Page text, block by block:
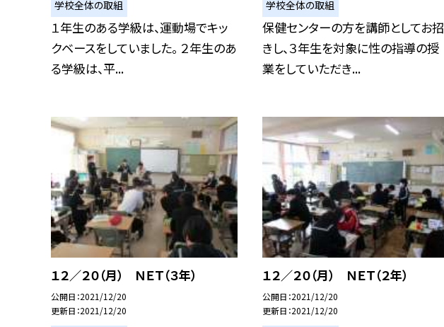
学校全体の取組
１年生のある学級は、運動場でキッ
クベースをしていました。 ２年生のあ
る学級は、平...
学校全体の取組
保健センターの方を講師としてお招
きし、３年生を対象に性の指導の授
業をしていただき...
１２／２０（月） ＮＥＴ（３年）
公開日 2021/12/20
更新日 2021/12/20
１２／２０（月） ＮＥＴ（２年）
公開日 2021/12/20
更新日 2021/12/20